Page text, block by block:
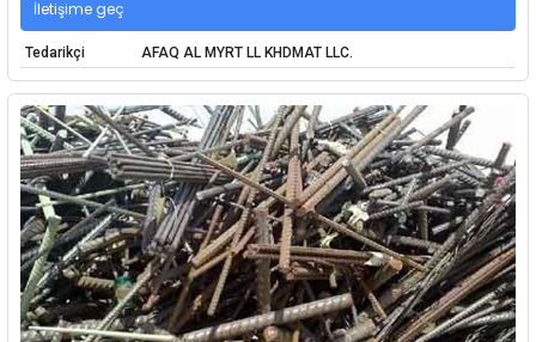
İletişime geç
Tedarikçi AFAQ AL MYRT LL KHDMAT LLC.